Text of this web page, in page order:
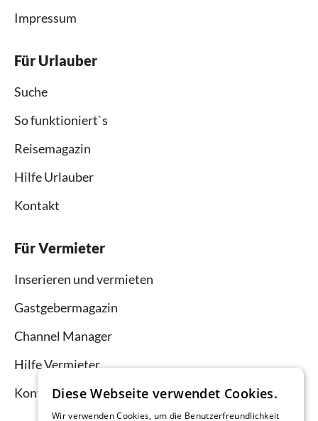
Impressum
Für Urlauber
Suche
So funktioniert`s
Reisemagazin
Hilfe Urlauber
Kontakt
Für Vermieter
Inserieren und vermieten
Gastgebermagazin
Channel Manager
Hilfe Vermieter
KontaktDiese Webseite verwendet Cookies.
Wir verwenden Cookies, um die Benutzerfreundlichkeit